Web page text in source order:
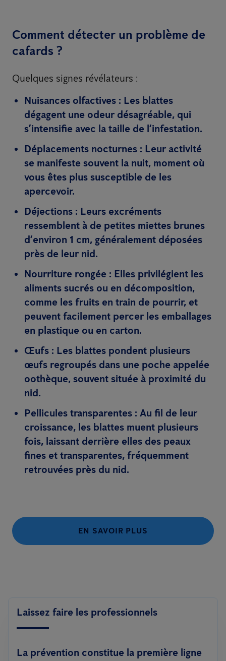
Comment détecter un problème de
cafards ?
Quelques signes révélateurs :
Nuisances olfactives : Les blattes
dégagent une odeur désagréable, qui
s’intensifie avec la taille de l’infestation.
Déplacements nocturnes : Leur activité
se manifeste souvent la nuit, moment où
vous êtes plus susceptible de les
apercevoir.
Déjections : Leurs excréments
ressemblent à de petites miettes brunes
d’environ 1 cm, généralement déposées
près de leur nid.
Nourriture rongée : Elles privilégient les
aliments sucrés ou en décomposition,
comme les fruits en train de pourrir, et
peuvent facilement percer les emballages
en plastique ou en carton.
Œufs : Les blattes pondent plusieurs
œufs regroupés dans une poche appelée
oothèque, souvent située à proximité du
nid.
Pellicules transparentes : Au fil de leur
croissance, les blattes muent plusieurs
fois, laissant derrière elles des peaux
fines et transparentes, fréquemment
retrouvées près du nid.
EN SAVOIR PLUS
Laissez faire les professionnels
La prévention constitue la première ligne